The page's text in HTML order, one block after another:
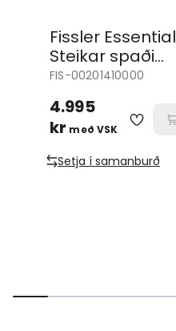
Fissler Essential
Steikar spaði
gata silicon
FIS-00201410000
4.995
kr með VSK
Setja í samanburð